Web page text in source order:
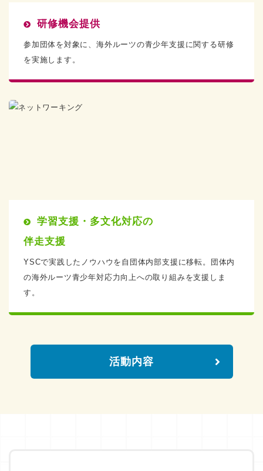
研修機会提供
参加団体を対象に、海外ルーツの青少年支援に関する研修
を実施します。
学習支援・多文化対応の
伴走支援
YSCで実践したノウハウを自団体内部支援に移転。団体内
の海外ルーツ青少年対応力向上への取り組みを支援しま
す。
活動内容